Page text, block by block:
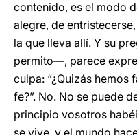
contenido, es el modo
alegre, de
la que lleva allí. Y su
permito—, parece
culpa: “¿Quizás hemos
fe?”. No. No se puede
principio vosotros
se vive, y el mundo